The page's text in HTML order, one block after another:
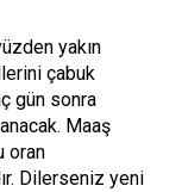
yakın
çabuk
gün sonra
Maaş
oran
Dilerseniz yeni